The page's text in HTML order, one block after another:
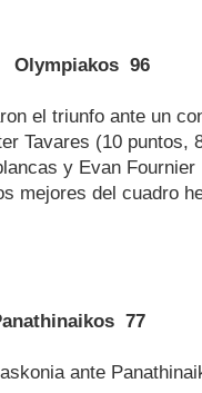
96
el triunfo ante un
Tavares (10 puntos,
y Evan
mejores del cuadro
77
ante